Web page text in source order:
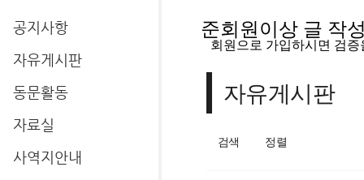
공지사항
자유게시판
동문활동
자료실
사역지안내
준회원이상 글 작
회원으로 가입하시면 검
자유게시판
검색 정렬